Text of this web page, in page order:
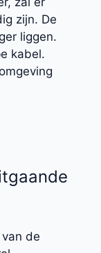
zijn. De
liggen.
kabel.
de